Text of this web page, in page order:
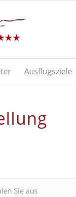
Ausflugsziele